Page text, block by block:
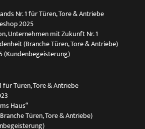
Nr. 1 für Türen, Tore & Antriebe
2025
Unternehmen mit Zukunft Nr. 1
(Branche Türen, Tore & Antriebe)
(Kundenbegeisterung)
für Türen, Tore & Antriebe
Haus“
Türen, Tore & Antriebe)